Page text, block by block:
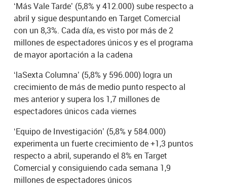
‘Más Vale Tarde’ (5,8% y 412.000) sube respecto a
abril y sigue despuntando en Target Comercial
con un 8,3%. Cada día, es visto por más de 2
millones de espectadores únicos y es el programa
de mayor aportación a la cadena
‘laSexta Columna’ (5,8% y 596.000) logra un
crecimiento de más de medio punto respecto al
mes anterior y supera los 1,7 millones de
espectadores únicos cada viernes
‘Equipo de Investigación’ (5,8% y 584.000)
experimenta un fuerte crecimiento de +1,3 puntos
respecto a abril, superando el 8% en Target
Comercial y consiguiendo cada semana 1,9
millones de espectadores únicos